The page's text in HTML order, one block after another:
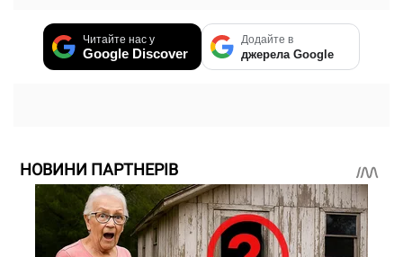
Читайте нас у
Google Discover
Додайте в
джерела Google
НОВИНИ ПАРТНЕРІВ